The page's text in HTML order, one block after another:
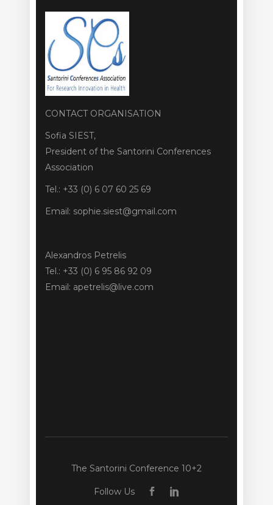
CONTACT ORGANISATION
Sofia SIEST,
President of the Santorini Conferences
Association
Tel.: +33 (0) 6 07 60 25 69
Email: sophie.siest@gmail.com
Alexandros Petrelis
Tel.: +33 (0) 6 95 86 92 09
Email: apetrelis@live.com
The Santorini Conference 10+2
Follow Us